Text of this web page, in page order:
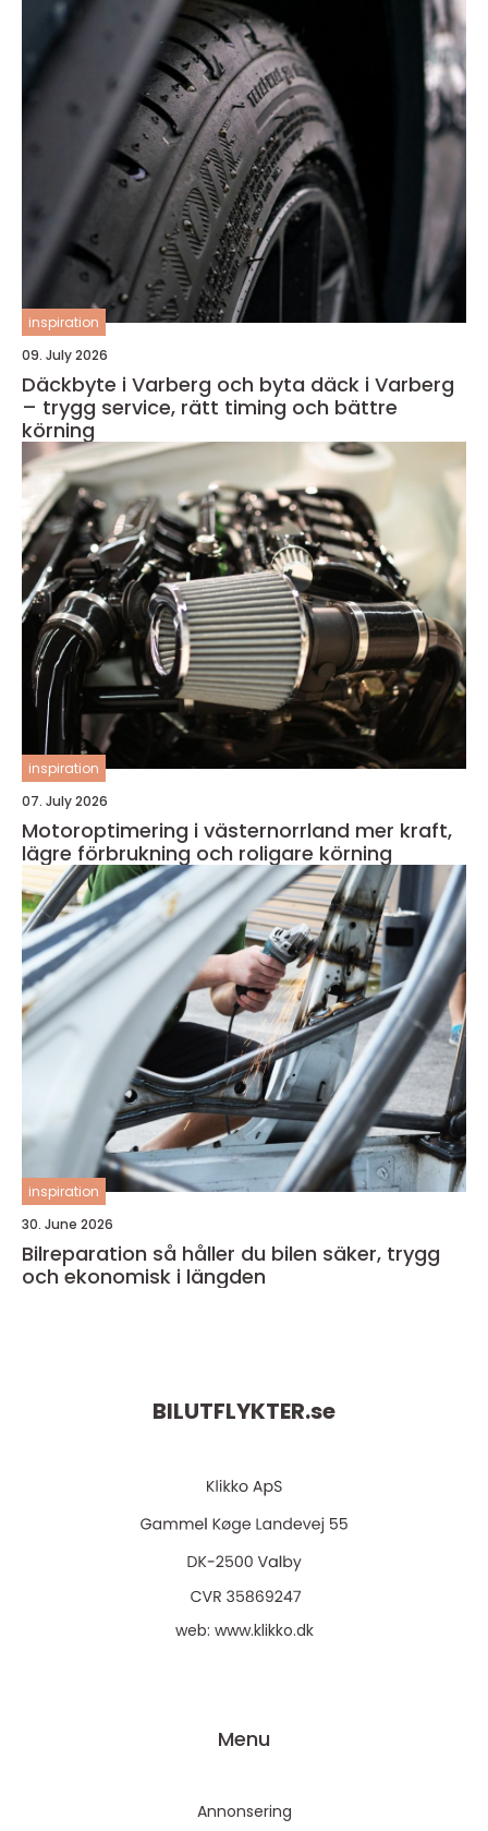
inspiration
09. July 2026
Däckbyte i Varberg och byta däck i Varberg
– trygg service, rätt timing och bättre
körning
inspiration
07. July 2026
Motoroptimering i västernorrland mer kraft,
lägre förbrukning och roligare körning
inspiration
30. June 2026
Bilreparation så håller du bilen säker, trygg
och ekonomisk i längden
BILUTFLYKTER.se
web: www.klikko.dk
Menu
Annonsering